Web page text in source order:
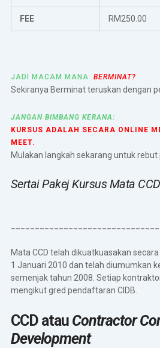
FEE RM250.00
JADI MACAM MANA BERMINAT?
Sekiranya Berminat teruskan dengan
JANGAN BIMBANG KERANA:
KURSUS ADALAH SECARA ONLINE
MEET.
Mulakan langkah sekarang untuk rebut
Sertai Pakej Kursus Mata
Mata CCD telah dikuatkuasakan
1 Januari 2010 dan telah diumumkan
semenjak tahun 2008. Setiap
mengikut gred pendaftaran CIDB.
CCD atau Contractor
Development